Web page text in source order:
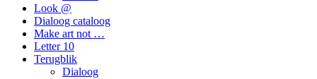
Look @
Dialoog cataloog
Make art not …
Letter 10
Terugblik
Dialoog